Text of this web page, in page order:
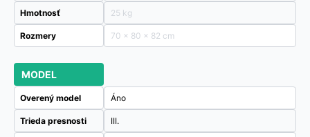
Hmotnosť 25 kg
Rozmery 70 × 80 × 82 cm
MODEL
Overený model Áno
Trieda presnosti III.